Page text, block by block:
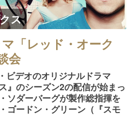
ス
「レッド・オーク
会
ビデオのオリジナルドラマ
』のシーズン2の配信が始まっ
ソダーバーグが製作総指揮を
ゴードン・グリーン（『スモ